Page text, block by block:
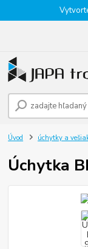
Úvod úchytky a
Úchytka